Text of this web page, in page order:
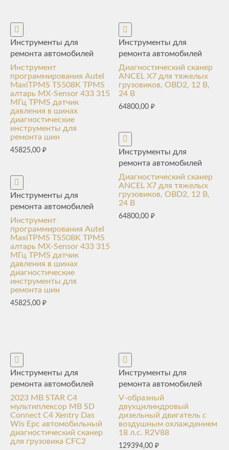
Инструменты для
ремонта автомобилей
Инструмент
программирования Autel
MaxiTPMS TS508K TPMS
алтарь MX-Sensor 433 315
МГц TPMS датчик
давления в шинах
диагностические
инструменты для
ремонта шин
45825,00 ₽
Инструменты для
ремонта автомобилей
Инструмент
программирования Autel
MaxiTPMS TS508K TPMS
алтарь MX-Sensor 433 315
МГц TPMS датчик
давления в шинах
диагностические
инструменты для
ремонта шин
45825,00 ₽
Инструменты для
ремонта автомобилей
Диагностический сканер
ANCEL X7 для тяжелых
грузовиков, OBD2, 12 В,
24 В
64800,00₽
Инструменты для
ремонта автомобилей
Диагностический сканер
ANCEL X7 для тяжелых
грузовиков, OBD2, 12 В,
24 В
64800,00₽
Инструменты для
ремонта автомобилей
2023 MB STAR C4
мультиплексор MB SD
Connect C4 Xentry Das
Wis Epc автомобильный
диагностический сканер
для грузовика CFC2
Инструменты для
ремонта автомобилей
V-образный
двухцилиндровый
дизельный двигатель с
воздушным охлаждением
18 л.с. R2V88
129394,00₽